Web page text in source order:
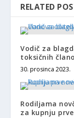
RELATED
Vodič za
toksičnih
30. prosinca 2023.
Rodiljama
za kupnju